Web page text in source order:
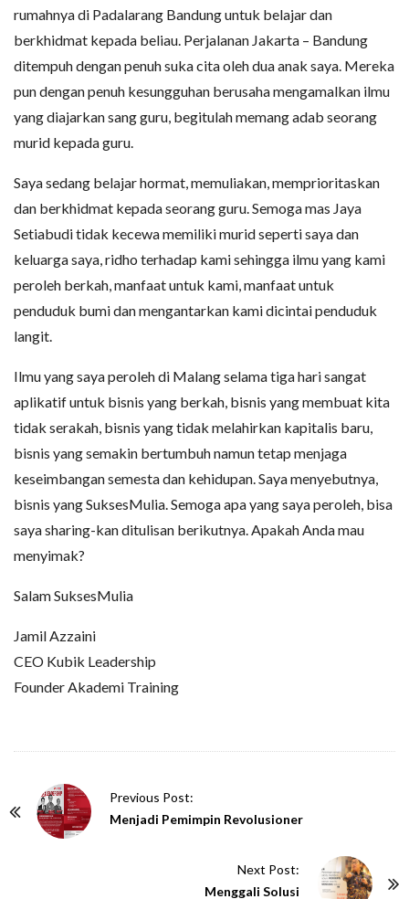
rumahnya di Padalarang Bandung untuk belajar dan
berkhidmat kepada beliau. Perjalanan Jakarta – Bandung
ditempuh dengan penuh suka cita oleh dua anak saya. Mereka
pun dengan penuh kesungguhan berusaha mengamalkan ilmu
yang diajarkan sang guru, begitulah memang adab seorang
murid kepada guru.
Saya sedang belajar hormat, memuliakan, memprioritaskan
dan berkhidmat kepada seorang guru. Semoga mas Jaya
Setiabudi tidak kecewa memiliki murid seperti saya dan
keluarga saya, ridho terhadap kami sehingga ilmu yang kami
peroleh berkah, manfaat untuk kami, manfaat untuk
penduduk bumi dan mengantarkan kami dicintai penduduk
langit.
Ilmu yang saya peroleh di Malang selama tiga hari sangat
aplikatif untuk bisnis yang berkah, bisnis yang membuat kita
tidak serakah, bisnis yang tidak melahirkan kapitalis baru,
bisnis yang semakin bertumbuh namun tetap menjaga
keseimbangan semesta dan kehidupan. Saya menyebutnya,
bisnis yang SuksesMulia. Semoga apa yang saya peroleh, bisa
saya sharing-kan ditulisan berikutnya. Apakah Anda mau
menyimak?
Salam SuksesMulia
Jamil Azzaini
CEO Kubik Leadership
Founder Akademi Training
Previous Post:
Menjadi Pemimpin Revolusioner
Next Post:
Menggali Solusi